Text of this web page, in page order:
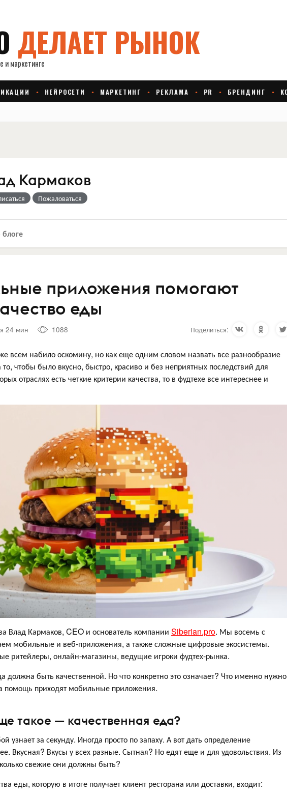
Кармаков
Пожаловаться
блоге
приложения помогают
еды
24 мин 1088 Поделиться:
всем набило оскомину, но как еще одним словом назвать все разнообразие
чтобы было вкусно, быстро, красиво и без неприятных последствий для
отраслях есть четкие критерии качества, то в фудтехе все интереснее и
Влад Кармаков, CEO и основатель компании Siberian.pro. Мы восемь с
мобильные и веб-приложения, а также сложные цифровые экосистемы.
ритейлеры, онлайн-магазины, ведущие игроки фудтех-рынка.
должна быть качественной. Но что конкретно это означает? Что именно нужно
помощь приходят мобильные приложения.
такое — качественная еда?
узнает за секунду. Иногда просто по запаху. А вот дать определение
Вкусная? Вкусы у всех разные. Сытная? Но едят еще и для удовольствия. Из
свежие они должны быть?
еды, которую в итоге получает клиент ресторана или доставки, входит: